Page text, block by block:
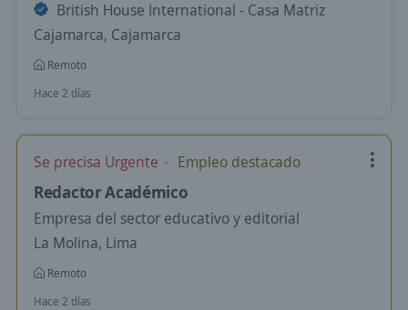
British House International - Casa Matriz
Cajamarca, Cajamarca
Remoto
Hace 2 días
Se precisa Urgente Empleo destacado
Redactor Académico
Empresa del sector educativo y editorial
La Molina, Lima
Remoto
Hace 2 días